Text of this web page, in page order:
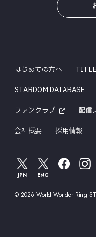
はじめての方へ
STARDOM DATABASE
ファンクラブ
配信
会社概要
採用情報
JPN ENG
© 2026 World Wonder Ring